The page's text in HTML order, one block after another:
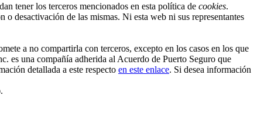
tener los terceros mencionados en esta política de cookies.
o desactivación de las mismas. Ni esta web ni sus representantes
a no compartirla con terceros, excepto en los casos en los que
es una compañía adherida al Acuerdo de Puerto Seguro que
detallada a este respecto en este enlace. Si desea información